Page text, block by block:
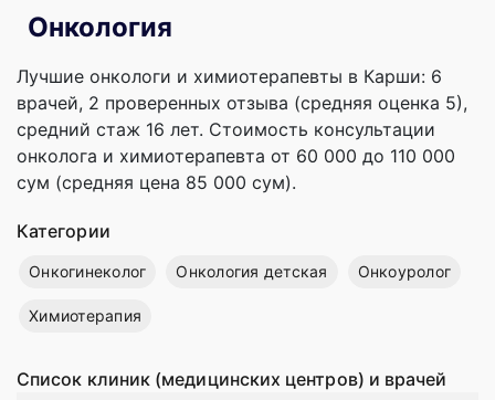
Онкология
Лучшие онкологи и химиотерапевты в Карши: 6
врачей, 2 проверенных отзыва (средняя оценка 5),
cредний стаж 16 лет. Стоимость консультации
онколога и химиотерапевта от 60 000 до 110 000
сум (средняя цена 85 000 сум).
Категории
Онкогинеколог Онкология детская Онкоуролог
Химиотерапия
Список клиник (медицинских центров) и врачей